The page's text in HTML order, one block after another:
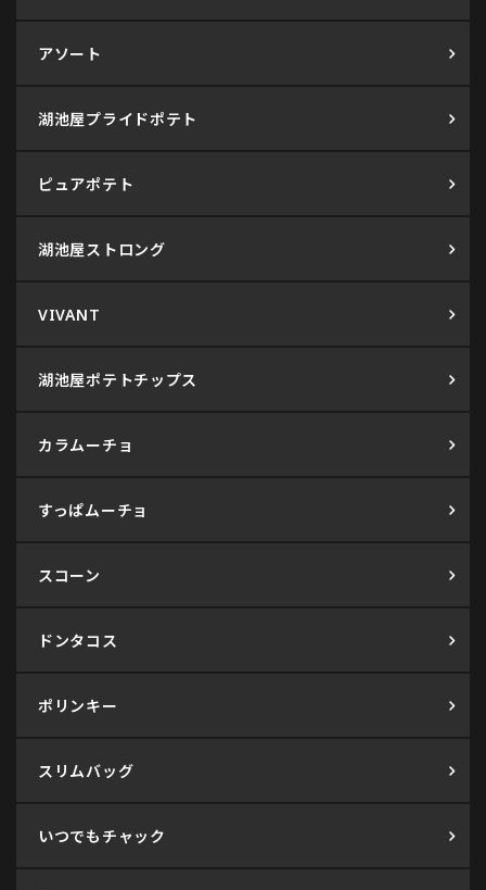
アソート
湖池屋プライドポテト
ピュアポテト
湖池屋ストロング
VIVANT
湖池屋ポテトチップス
カラムーチョ
すっぱムーチョ
スコーン
ドンタコス
ポリンキー
スリムバッグ
いつでもチャック